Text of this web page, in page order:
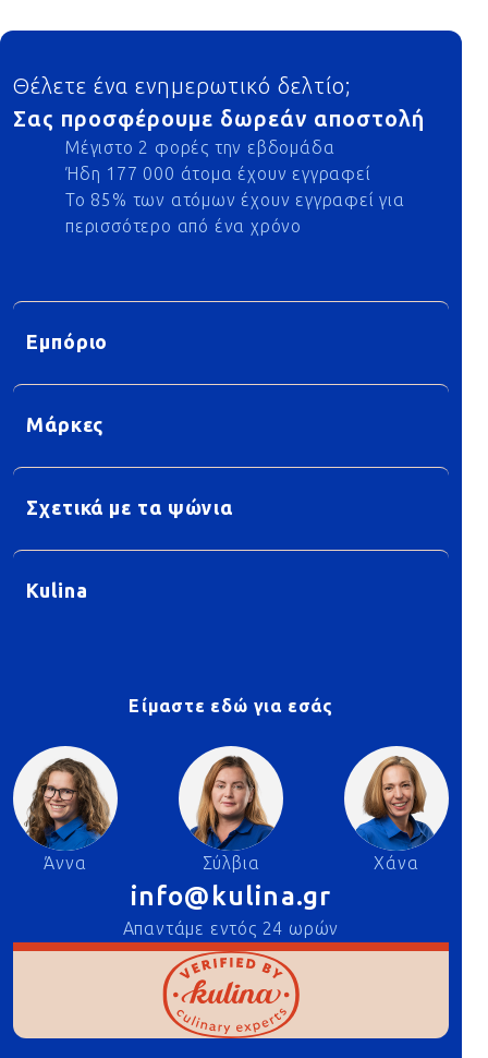
Footer
Θέλετε ένα ενημερωτικό δελτίο;
Σας προσφέρουμε δωρεάν αποστολή
Μέγιστο 2 φορές την εβδομάδα
Ήδη 177 000 άτομα έχουν εγγραφεί
Το 85% των ατόμων έχουν εγγραφεί για
περισσότερο από ένα χρόνο
Εμπόριο
Μάρκες
Σχετικά με τα ψώνια
Kulina
Είμαστε εδώ για εσάς
Άννα Σύλβια Χάνα
info@kulina.gr
Απαντάμε εντός 24 ωρών